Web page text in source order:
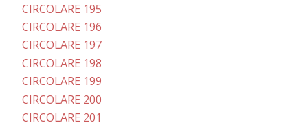
CIRCOLARE 195
CIRCOLARE 196
CIRCOLARE 197
CIRCOLARE 198
CIRCOLARE 199
CIRCOLARE 200
CIRCOLARE 201